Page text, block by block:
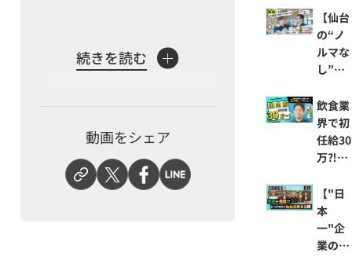
「株式会社みやと」は介護事業
全般を行っています。特にご自
を持っています。
会社の特徴として、社長自身は
続きを読む
動画をシェア
をイン
タビュ
ー！
株式会
社SPS
域課題
×ビジ
ネスに
取り組
の最前
線｜今
の仙台
がわか
ライン
イベン
トCRO
SS SE
NDAI F
い！新
規事業
の立ち
上げに
る女性
の１日
に密着
｜転職
で働く
リアル
をのぞ
き見
【仙台
の“ノ
ルマな
し”不
業】全
国
契約件
数の秘
いてみ
た！｜
仙台で
活躍す
飲食業
界で初
任給30
万⁈｜
業の社
長に聞
く！
『1分
【"日
本
一"企
業の社